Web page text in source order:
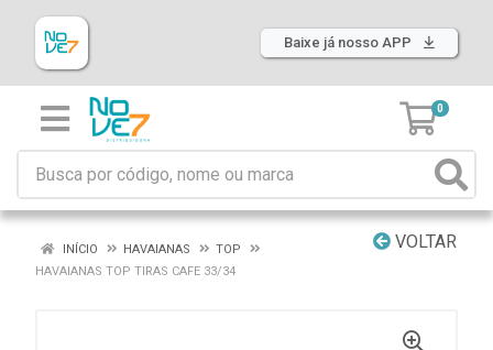
Baixe já nosso APP
0
VOLTAR
INÍCIO HAVAIANAS
TOP
HAVAIANAS TOP TIRAS CAFE 33/34